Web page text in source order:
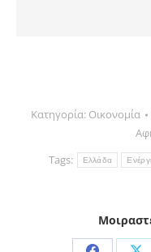
Κατηγορία: Οικονομία
Tags:
Ελλάδα